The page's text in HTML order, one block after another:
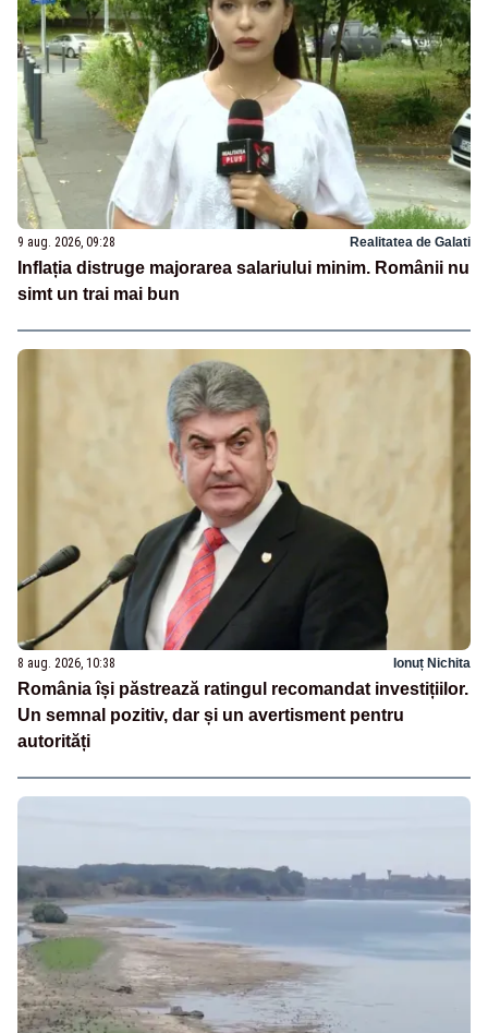
9 aug. 2026, 09:28 Realitatea de Galati
Inflația distruge majorarea salariului minim. Românii nu
simt un trai mai bun
8 aug. 2026, 10:38 Ionuț Nichita
România își păstrează ratingul recomandat investițiilor.
Un semnal pozitiv, dar și un avertisment pentru
autorități